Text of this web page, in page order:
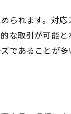
られます。対
な取引が可能と
であることが